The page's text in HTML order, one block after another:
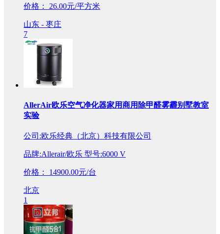
价格： 26.00元/平方米
山东 - 枣庄
7
AllerAir欧乐空气净化器家用商用除甲醛雾霾别墅教室
实验
公司:欧乐经典（北京）科技有限公司
品牌:Allerair/欧乐 型号:6000 V
价格： 14900.00元/台
北京
1